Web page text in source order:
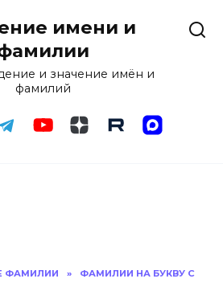
имени и
и значение имён и
фамилий
ФАМИЛИИ » ФАМИЛИИ НА БУКВУ С